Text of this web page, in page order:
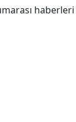
haberleri